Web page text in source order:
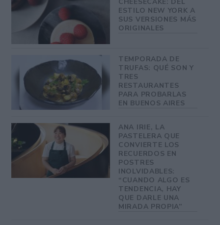
ESTILO NEW YORK A
SUS VERSIONES MÁS
ORIGINALES
TEMPORADA DE
TRUFAS: QUÉ SON Y
TRES
RESTAURANTES
PARA PROBARLAS
EN BUENOS AIRES
ANA IRIE, LA
PASTELERA QUE
CONVIERTE LOS
RECUERDOS EN
POSTRES
INOLVIDABLES:
“CUANDO ALGO ES
TENDENCIA, HAY
QUE DARLE UNA
MIRADA PROPIA”